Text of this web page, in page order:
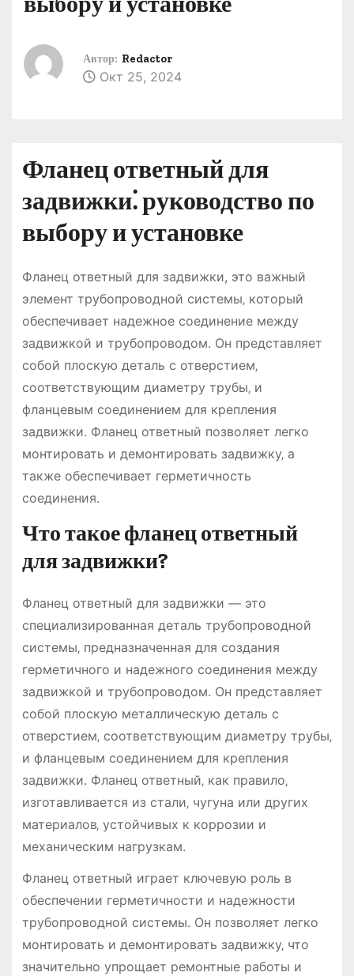
Автор: Redactor
Окт 25, 2024
Фланец ответный для
задвижки⁚ руководство по
выбору и установке
Фланец ответный для задвижки, это важный
элемент трубопроводной системы‚ который
обеспечивает надежное соединение между
задвижкой и трубопроводом. Он представляет
собой плоскую деталь с отверстием‚
соответствующим диаметру трубы‚ и
фланцевым соединением для крепления
задвижки. Фланец ответный позволяет легко
монтировать и демонтировать задвижку‚ а
также обеспечивает герметичность
соединения.
Что такое фланец ответный
для задвижки?
Фланец ответный для задвижки — это
специализированная деталь трубопроводной
системы‚ предназначенная для создания
герметичного и надежного соединения между
задвижкой и трубопроводом. Он представляет
собой плоскую металлическую деталь с
отверстием‚ соответствующим диаметру трубы‚
и фланцевым соединением для крепления
задвижки. Фланец ответный‚ как правило‚
изготавливается из стали‚ чугуна или других
материалов‚ устойчивых к коррозии и
механическим нагрузкам.
Фланец ответный играет ключевую роль в
обеспечении герметичности и надежности
трубопроводной системы. Он позволяет легко
монтировать и демонтировать задвижку‚ что
значительно упрощает ремонтные работы и